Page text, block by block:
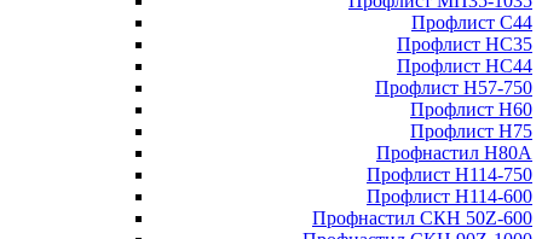
Профлист С44
Профлист НС35
Профлист НС44
Профлист Н57-750
Профлист Н60
Профлист Н75
Профнастил Н80А
Профлист Н114-750
Профлист Н114-600
Профнастил СКН 50Z-600